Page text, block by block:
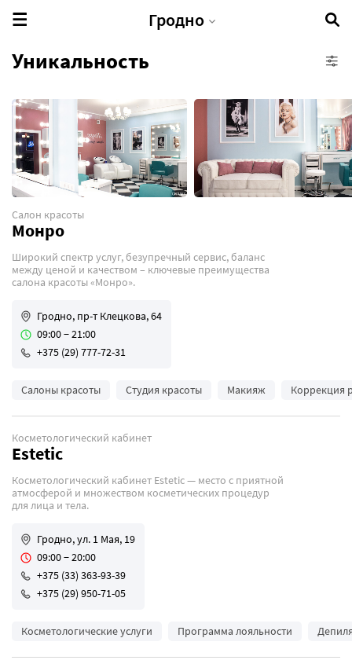
Гродно
Бани и сауны
Барбершопы
Имидж-студии
Косметологические центры
Парикмахерские
Салоны красоты
Спа-салоны
Студии загара
Студия перманентного макияжа
Тату-салоны
Уникальность
Салон красоты
Монро
Широкий спектр услуг, безупречный сервис, баланс
между ценой и качеством – ключевые преимущества
салона красоты «Монро».
Гродно, пр-т Клецкова, 64
09:00 − 21:00
+375 (29) 777-72-31
Салоны красоты Студия красоты Макияж Коррекция
Косметологический кабинет
Estetic
Косметологический кабинет Estetic — место с приятной
атмосферой и множеством косметических процедур
для лица и тела.
Гродно, ул. 1 Мая, 19
09:00 − 20:00
+375 (33) 363-93-39
+375 (29) 950-71-05
Косметологические услуги Программа лояльности